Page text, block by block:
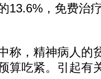
13.6%，免费治
，精神病人的
算吃紧。引起有